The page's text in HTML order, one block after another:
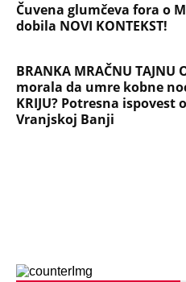
Čuvena glumčeva fora o
dobila NOVI KONTEKST!
BRANKA MRAČNU TAJNU
morala da umre kobne
KRIJU? Potresna ispovest
Vranjskoj Banji